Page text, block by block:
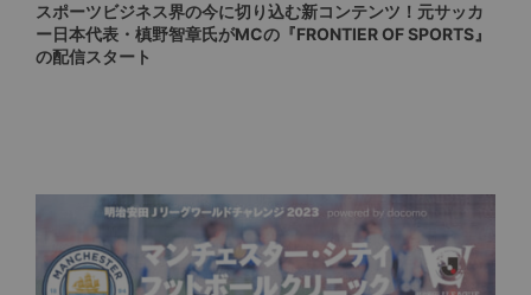
スポーツビジネス界の今に切り込む新コンテンツ！元サッカ
ー日本代表・槙野智章氏がMCの『FRONTIER OF SPORTS』
の配信スタート